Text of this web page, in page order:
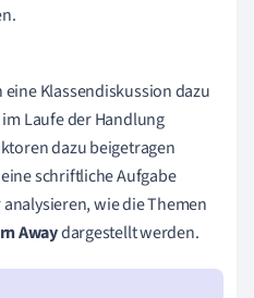
Klassendiskussion dazu
Laufe der Handlung
dazu beigetragen
schriftliche Aufgabe
wie die Themen
Awaydargestellt werden.